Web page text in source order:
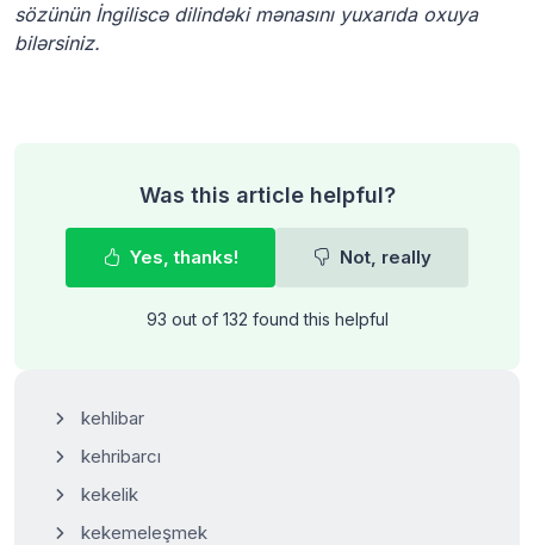
sözünün İngiliscə dilindəki mənasını yuxarıda oxuya
bilərsiniz.
Was this article helpful?
Yes, thanks! Not, really
93 out of 132 found this helpful
kehlibar
kehribarcı
kekelik
kekemeleşmek